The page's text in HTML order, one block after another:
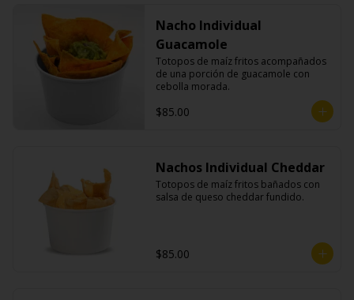
Nacho Individual
Guacamole
Totopos de maíz fritos acompañados
de una porción de guacamole con
cebolla morada.
$85.00
Nachos Individual Cheddar
Totopos de maíz fritos bañados con
salsa de queso cheddar fundido.
$85.00